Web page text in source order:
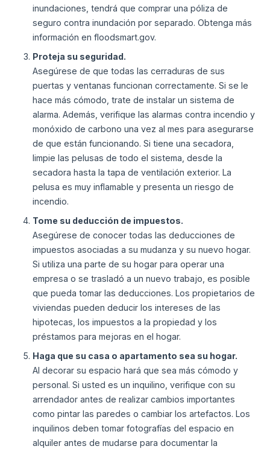
inundaciones, tendrá que comprar una póliza de
seguro contra inundación por separado. Obtenga más
información en floodsmart.gov.
Proteja su seguridad.
Asegúrese de que todas las cerraduras de sus
puertas y ventanas funcionan correctamente. Si se le
hace más cómodo, trate de instalar un sistema de
alarma. Además, verifique las alarmas contra incendio y
monóxido de carbono una vez al mes para asegurarse
de que están funcionando. Si tiene una secadora,
limpie las pelusas de todo el sistema, desde la
secadora hasta la tapa de ventilación exterior. La
pelusa es muy inflamable y presenta un riesgo de
incendio.
Tome su deducción de impuestos.
Asegúrese de conocer todas las deducciones de
impuestos asociadas a su mudanza y su nuevo hogar.
Si utiliza una parte de su hogar para operar una
empresa o se trasladó a un nuevo trabajo, es posible
que pueda tomar las deducciones. Los propietarios de
viviendas pueden deducir los intereses de las
hipotecas, los impuestos a la propiedad y los
préstamos para mejoras en el hogar.
Haga que su casa o apartamento sea su hogar.
Al decorar su espacio hará que sea más cómodo y
personal. Si usted es un inquilino, verifique con su
arrendador antes de realizar cambios importantes
como pintar las paredes o cambiar los artefactos. Los
inquilinos deben tomar fotografías del espacio en
alquiler antes de mudarse para documentar la